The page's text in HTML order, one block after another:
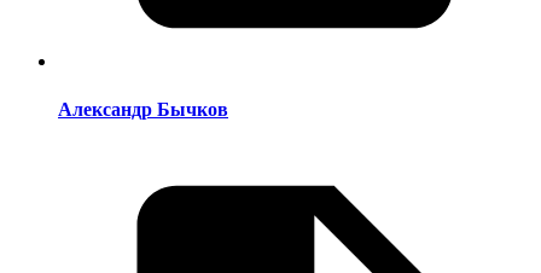
Александр Бычков